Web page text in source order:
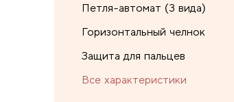
Петля-автомат (3 вида)
Горизонтальный челнок
Защита для пальцев
Все характеристики